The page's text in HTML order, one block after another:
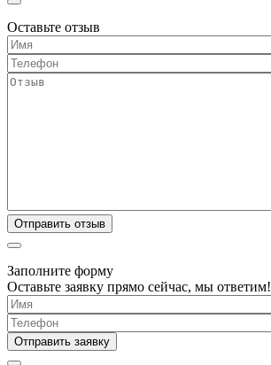
Оставьте отзыв
Заполните форму
Оставьте заявку прямо сейчас, мы ответим!